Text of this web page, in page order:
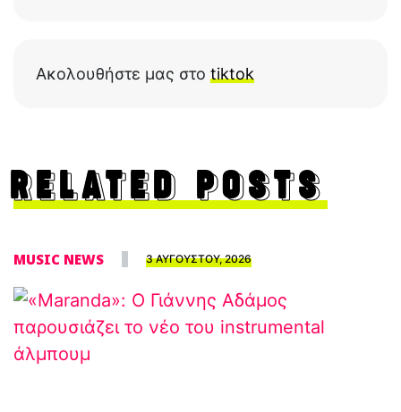
Ακολουθήστε μας στο tiktok
RELATED POSTS
MUSIC NEWS 3 ΑΥΓΟΥΣΤΟΥ, 2026